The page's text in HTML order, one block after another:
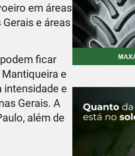
em áreas
e áreas
ficar
Mantiqueira e
intensidade e
Gerais. A
além de